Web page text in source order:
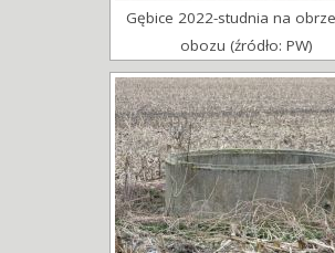
Gębice 2022-studnia na
obozu (źródło: PW)